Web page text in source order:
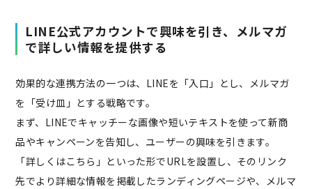
LINE公式アカウントで興味を引き、メルマガ
で詳しい情報を提供する
効果的な連携方法の一つは、LINEを「入口」とし、メルマガ
を「受け皿」とする戦略です。
まず、LINEでキャッチーな画像や短いテキストを使って新商
品やキャンペーンを告知し、ユーザーの興味を引きます。
「詳しくはこちら」といった形でURLを設置し、そのリンク
先でより詳細な情報を掲載したランディングページや、メルマ